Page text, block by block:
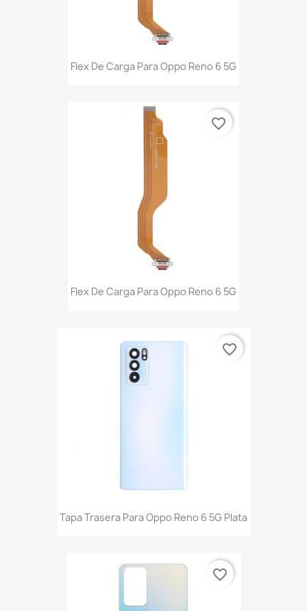
Flex De Carga Para Oppo Reno 6 5G
Flex De Carga Para Oppo Reno 6 5G
favorite_border
Tapa Trasera Para Oppo Reno 6 5G Plata
favorite_border
favorite_border